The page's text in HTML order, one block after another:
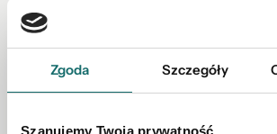
Zgoda Szczegóły
Szanujemy Twoją prywatność